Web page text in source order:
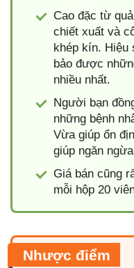
Cao đặc từ
chiết xuất và
khép kín. Hiệu
bảo được
nhiều nhất.
Người bạn
những bệnh
Vừa giúp ổn
giúp ngăn
Giá bán cũng
mỗi hộp 20
Nhược điểm